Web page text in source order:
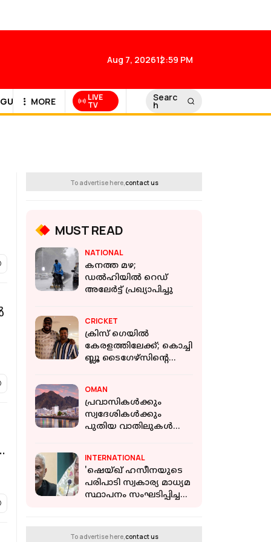
Aug 7, 202612:59 PM
GULF NEWS
MORE LIVE
TV
Searc
h
To advertise here,contact us
MUST READ
NATIONAL
കനത്ത മഴ;
ഡല്‍ഹിയില്‍ റെഡ്
അലേര്‍ട്ട് പ്രഖ്യാപിച്ചു
CRICKET
ക്രിസ് ഗെയിൽ
കേരളത്തിലേക്ക്; കൊച്ചി
ബ്ലൂ ടൈഗേഴ്സിന്റെ
OMAN
പ്രവാസികൾക്കും
സ്വദേശികൾക്കും
പുതിയ വാതിലുകൾ
ഒമാൻ
INTERNATIONAL
'ഷെയ്ഖ് ഹസീനയുടെ
പരിപാടി സ്വകാര്യ മാധ്യമ
സ്ഥാപനം സംഘടിപ്പിച്ചത്,
To advertise here,contact us